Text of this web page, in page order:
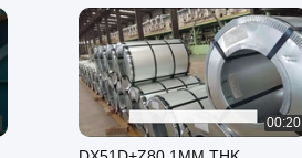
00:20